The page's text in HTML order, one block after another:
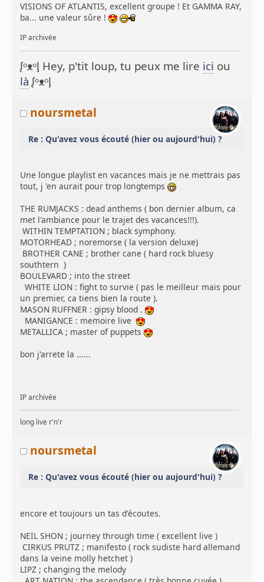
VISIONS OF ATLANTIS, excellent groupe ! Et GAMMA RAY,
ba... une valeur sûre !
IP archivée
ᶘᵒᴥᵒᶅ Hey, p'tit loup, tu peux me lire ici ou
là ᶘᵒᴥᵒᶅ
noursmetal
Re : Qu'avez vous écouté (hier ou aujourd'hui) ?
Une longue playlist en vacances mais je ne mettrais pas
tout, j 'en aurait pour trop longtemps
THE RUMJACKS : dead anthems ( bon dernier album, ca
met l'ambiance pour le trajet des vacances!!!).
WITHIN TEMPTATION ; black symphony.
MOTORHEAD ; noremorse ( la version deluxe)
BROTHER CANE ; brother cane ( hard rock bluesy
southtern )
BOULEVARD ; into the street
WHITE LION : fight to survie ( pas le meilleur mais pour
un premier, ca tiens bien la route ).
MASON RUFFNER : gipsy blood .
MANIGANCE : memoire live
METALLICA ; master of puppets
bon j'arrete la ......
IP archivée
long live r'n'r
noursmetal
Re : Qu'avez vous écouté (hier ou aujourd'hui) ?
encore et toujours un tas d'écoutes.
NEIL SHON ; journey through time ( excellent live )
CIRKUS PRUTZ ; manifesto ( rock sudiste hard allemand
dans la veine molly hetchet )
LIPZ ; changing the melody